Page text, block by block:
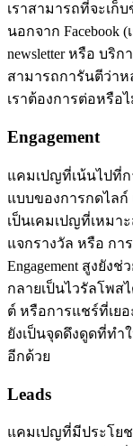
เราสามารถที่จะเ
นอกจาก Facebook
newsletter หรือ บริ
สามารถการันตีว่า
เราต้องการต่อหรือ
Engagement
แคมเปญที่เน้นไปที่
แบบของการกดไล
เป็นเคมเปญที่เหมา
แจกรางวัล หรือ ก
Engagement สูงยัง
กลายเป็นไวรัลโพส
ต์ หรือการแชร์ที่เย
ยังเป็นจุดดึงดูดที่ท
อีกด้วย
Leads
แคมเปญที่มีประโยช